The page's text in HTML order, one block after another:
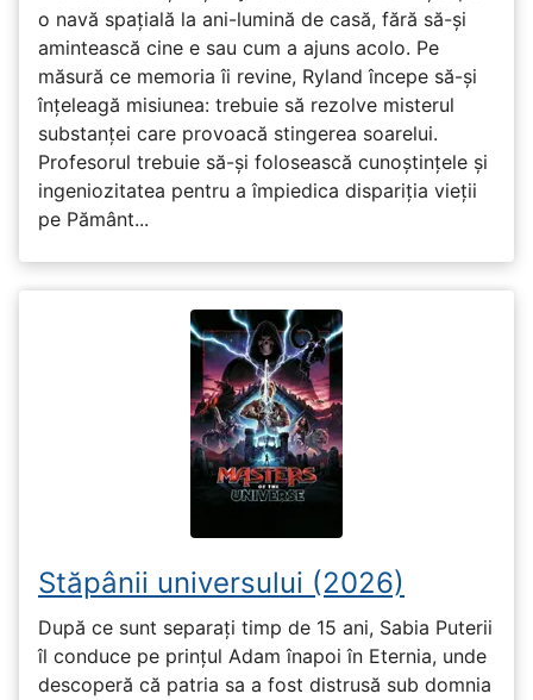
o navă spațială la ani-lumină de casă, fără să-și
amintească cine e sau cum a ajuns acolo. Pe
măsură ce memoria îi revine, Ryland începe să-și
înțeleagă misiunea: trebuie să rezolve misterul
substanței care provoacă stingerea soarelui.
Profesorul trebuie să-și folosească cunoștințele și
ingeniozitatea pentru a împiedica dispariția vieții
pe Pământ...
Stăpânii universului (2026)
După ce sunt separați timp de 15 ani, Sabia Puterii
îl conduce pe prințul Adam înapoi în Eternia, unde
descoperă că patria sa a fost distrusă sub domnia